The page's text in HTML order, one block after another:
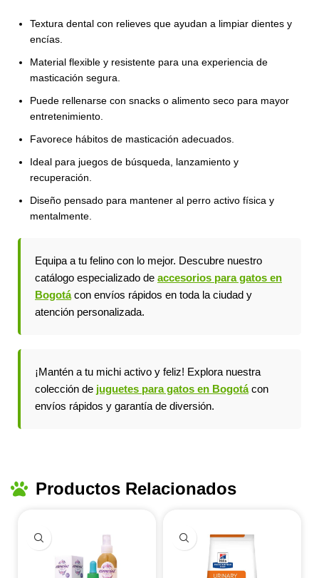
Textura dental con relieves que ayudan a limpiar dientes y
encías.
Material flexible y resistente para una experiencia de
masticación segura.
Puede rellenarse con snacks o alimento seco para mayor
entretenimiento.
Favorece hábitos de masticación adecuados.
Ideal para juegos de búsqueda, lanzamiento y
recuperación.
Diseño pensado para mantener al perro activo física y
mentalmente.
Equipa a tu felino con lo mejor. Descubre nuestro
catálogo especializado de accesorios para gatos en
Bogotácon envíos rápidos en toda la ciudad y
atención personalizada.
¡Mantén a tu michi activo y feliz! Explora nuestra
colección de juguetes para gatos en Bogotácon
envíos rápidos y garantía de diversión.
Productos Relacionados